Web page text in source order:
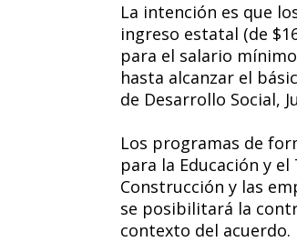
La intención es que
ingreso estatal (de
para el salario
hasta alcanzar el
de Desarrollo Social,
Los programas de
para la Educación y
Construcción y las
se posibilitará la
contexto del acuerdo.